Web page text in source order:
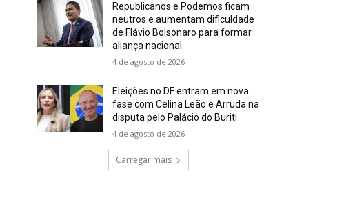
Republicanos e Podemos ficam
neutros e aumentam dificuldade
de Flávio Bolsonaro para formar
aliança nacional
4 de agosto de 2026
Eleições no DF entram em nova
fase com Celina Leão e Arruda na
disputa pelo Palácio do Buriti
4 de agosto de 2026
Carregar mais